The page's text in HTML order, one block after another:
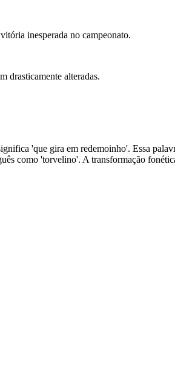
inesperada no campeonato.
drasticamente alteradas.
'que gira em redemoinho'. Essa
como 'torvelino'. A transformação